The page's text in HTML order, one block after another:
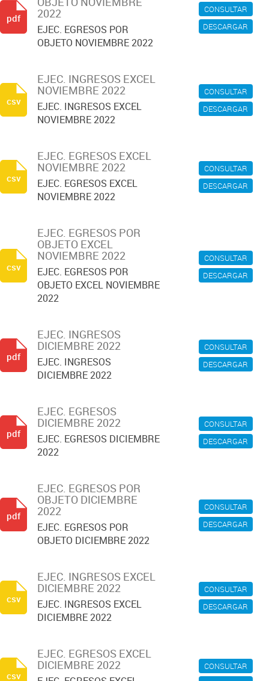
CONSULTAR
DESCARGAR
2022
EJEC. EGRESOS POR
OBJETO NOVIEMBRE 2022
pdf
CONSULTAR
DESCARGAR
EJEC. INGRESOS EXCEL
NOVIEMBRE 2022
EJEC. INGRESOS EXCEL
NOVIEMBRE 2022
csv
CONSULTAR
DESCARGAR
EJEC. EGRESOS EXCEL
NOVIEMBRE 2022
EJEC. EGRESOS EXCEL
NOVIEMBRE 2022
csv
CONSULTAR
DESCARGAR
EJEC. EGRESOS POR
OBJETO EXCEL
NOVIEMBRE 2022
EJEC. EGRESOS POR
OBJETO EXCEL NOVIEMBRE
2022
csv
CONSULTAR
DESCARGAR
EJEC. INGRESOS
DICIEMBRE 2022
EJEC. INGRESOS
DICIEMBRE 2022
pdf
CONSULTAR
DESCARGAR
EJEC. EGRESOS
DICIEMBRE 2022
EJEC. EGRESOS DICIEMBRE
2022
pdf
CONSULTAR
DESCARGAR
EJEC. EGRESOS POR
OBJETO DICIEMBRE
2022
EJEC. EGRESOS POR
OBJETO DICIEMBRE 2022
pdf
CONSULTAR
DESCARGAR
EJEC. INGRESOS EXCEL
DICIEMBRE 2022
EJEC. INGRESOS EXCEL
DICIEMBRE 2022
csv
CONSULTAR
EJEC. EGRESOS EXCEL
DICIEMBRE 2022
csv